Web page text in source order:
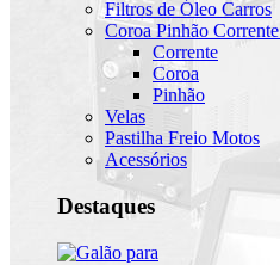
Filtros de Óleo Carros
Coroa Pinhão Corrente
Corrente
Coroa
Pinhão
Velas
Pastilha Freio Motos
Acessórios
Destaques